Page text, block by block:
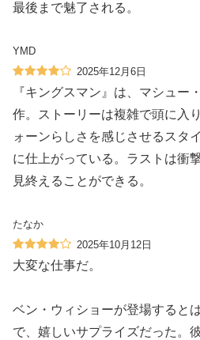
最後まで魅了される。
YMD
2025年12月6日
『キングスマン』は、マシュー
作。ストーリーは複雑で頭に入
ォーンらしさを感じさせるスタ
に仕上がっている。ラストは衝
見終えることができる。
たなか
2025年10月12日
大変な仕事だ。
ベン・ウィショーが登場すると
で、嬉しいサプライズだった。